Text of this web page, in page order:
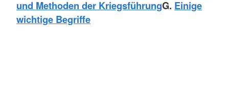
und Methoden der KriegsführungG. Einige
wichtige Begriffe